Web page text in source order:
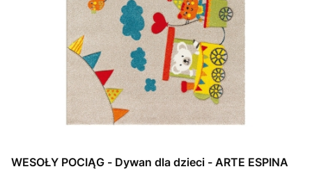
WESOŁY POCIĄG - Dywan dla dzieci - ARTE ESPINA